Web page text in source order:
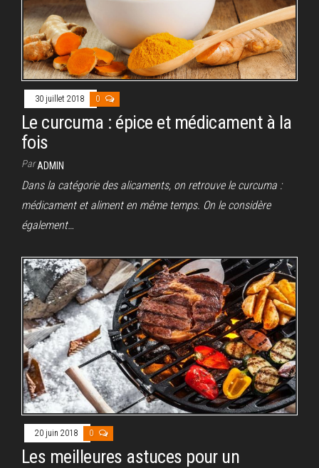
30 juillet 2018 0
Le curcuma : épice et médicament à la
fois
ParADMIN
Dans la catégorie des alicaments, on retrouve le curcuma :
médicament et aliment en même temps. On le considère
également…
20 juin 2018 0
Les meilleures astuces pour un